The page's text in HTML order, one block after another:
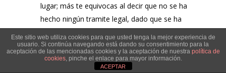
lugar; más te equivocas al decir que no se ha
hecho ningún tramite legal, dado que se ha
hecho un contrato de compraventa que no tiene
por que adolecer de vicio alguno.
El único problema es que ni tienes escrituras, ni
Este sitio web utiliza cookies para que usted tenga la mejor experiencia de
usuario. Si continúa navegando está dando su consentimiento para la
aceptación de las mencionadas cookies y la aceptación de nuestra política de
cookies, pinche el enlace para mayor información.
ACEPTAR